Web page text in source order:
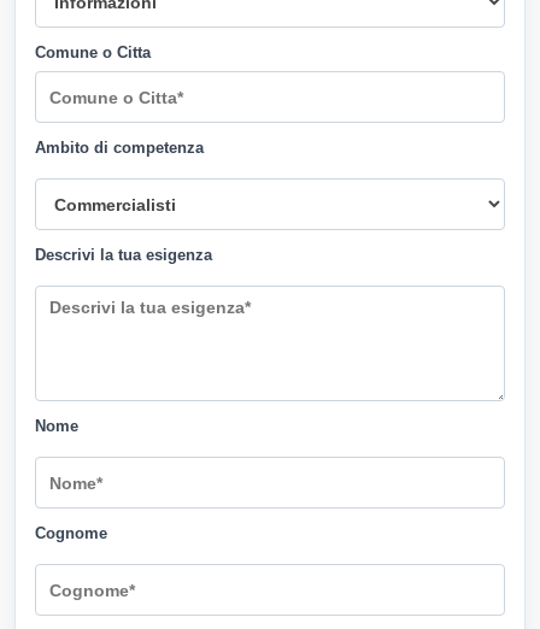
Comune o Citta
Ambito di competenza
Descrivi la tua esigenza
Nome
Cognome